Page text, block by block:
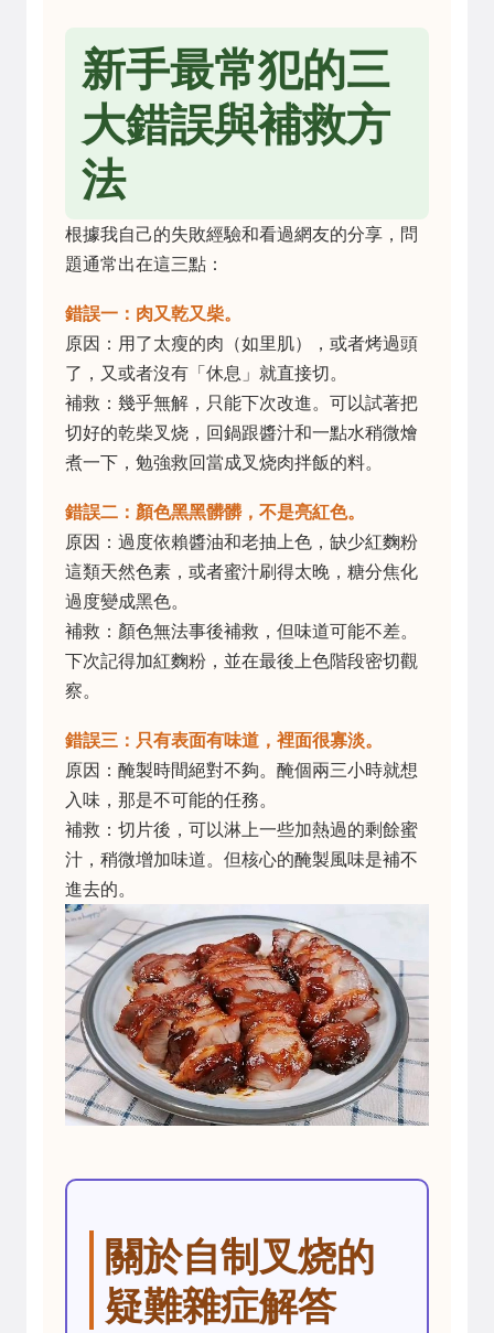
新手最常犯的三
大錯誤與補救方
法
根據我自己的失敗經驗和看過網友的分享，問
題通常出在這三點：
錯誤一：肉又乾又柴。
原因：用了太瘦的肉（如里肌），或者烤過頭
了，又或者沒有「休息」就直接切。
補救：幾乎無解，只能下次改進。可以試著把
切好的乾柴叉烧，回鍋跟醬汁和一點水稍微燴
煮一下，勉強救回當成叉烧肉拌飯的料。
錯誤二：顏色黑黑髒髒，不是亮紅色。
原因：過度依賴醬油和老抽上色，缺少紅麴粉
這類天然色素，或者蜜汁刷得太晚，糖分焦化
過度變成黑色。
補救：顏色無法事後補救，但味道可能不差。
下次記得加紅麴粉，並在最後上色階段密切觀
察。
錯誤三：只有表面有味道，裡面很寡淡。
原因：醃製時間絕對不夠。醃個兩三小時就想
入味，那是不可能的任務。
補救：切片後，可以淋上一些加熱過的剩餘蜜
汁，稍微增加味道。但核心的醃製風味是補不
進去的。
關於自制叉烧的
疑難雜症解答